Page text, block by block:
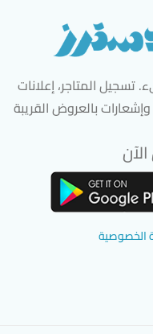
المتاجر، إعلانات
بالعروض القريبة
الخصوصية